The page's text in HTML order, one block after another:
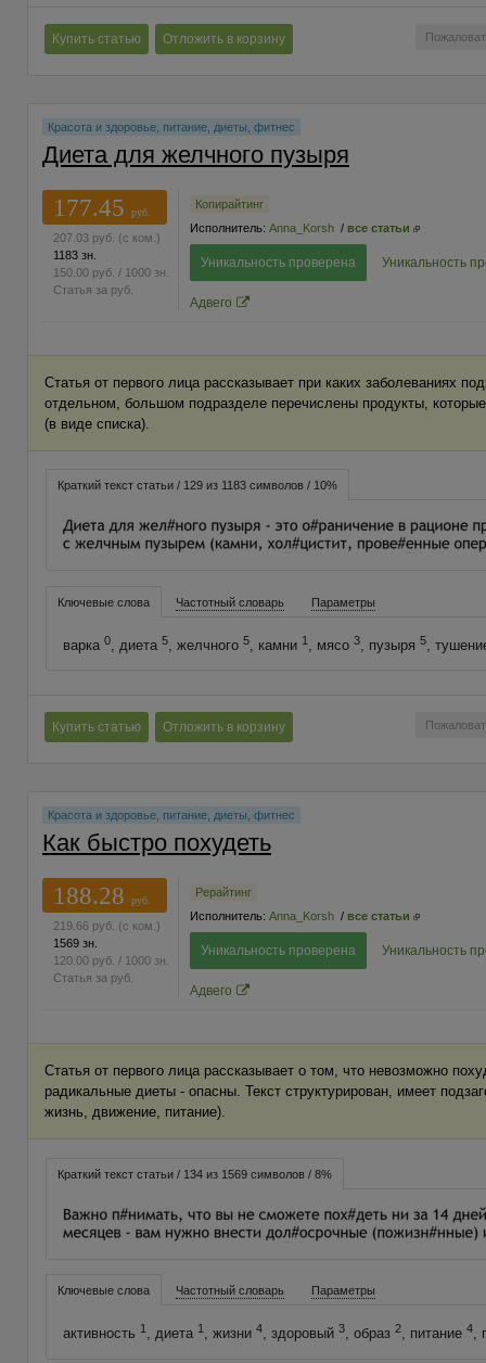
Купить статью Отложить в корзину
Красота и здоровье, питание, диеты, фитнес
Диета для желчного пузыря
177.45
руб.
207.03 руб. (с ком.)
1183 зн.
150.00 руб. / 1000 зн.
Статья за руб.
Копирайтинг
Исполнитель: Anna_Korsh / все статьи
Уникальность проверена Уникальность
Адвего
Статья от первого лица рассказывает при каких заболеваниях
отдельном, большом подразделе перечислены продукты,
(в виде списка).
Краткий текст статьи / 129 из 1183 символов / 10%
Ключевые слова Частотный словарь Параметры
варка 0, диета 5, желчного 5, камни 1, мясо 3, пузыря 5,
Купить статью Отложить в корзину
Красота и здоровье, питание, диеты, фитнес
Как быстро похудеть
188.28
руб.
219.66 руб. (с ком.)
1569 зн.
120.00 руб. / 1000 зн.
Статья за руб.
Рерайтинг
Исполнитель: Anna_Korsh / все статьи
Уникальность проверена Уникальность
Адвего
Статья от первого лица рассказывает о том, что невозможно
радикальные диеты - опасны. Текст структурирован, имеет
жизнь, движение, питание).
Краткий текст статьи / 134 из 1569 символов / 8%
Ключевые слова Частотный словарь Параметры
активность 1, диета 1, жизни 4, здоровый 3, образ 2, питание 4,